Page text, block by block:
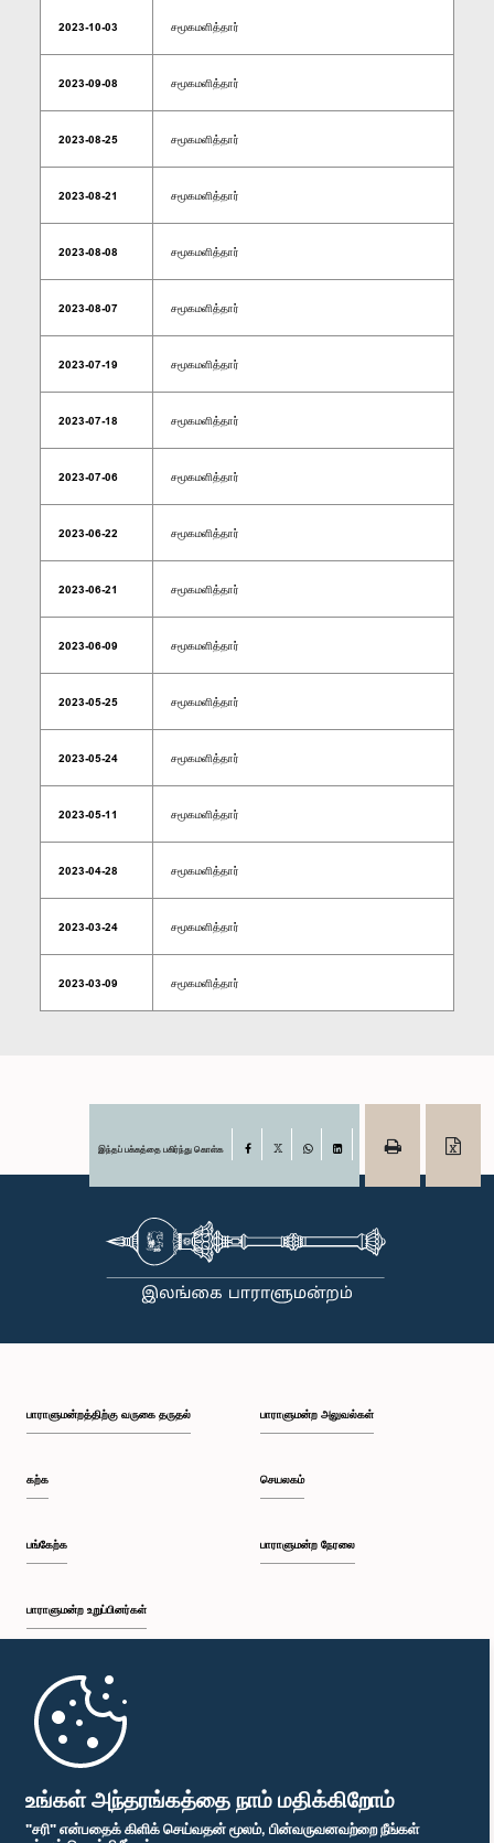
உங்கள் அந்தரங்கத்தை நாம் மதிக்கிறோம்
"சரி" என்பதைக் கிளிக் செய்வதன் மூலம், பின்வருவனவற்றை நீங்கள்
2023-10-03 சமூகமளித்தார்
2023-09-08 சமூகமளித்தார்
2023-08-25 சமூகமளித்தார்
2023-08-21 சமூகமளித்தார்
2023-08-08 சமூகமளித்தார்
2023-08-07 சமூகமளித்தார்
2023-07-19 சமூகமளித்தார்
2023-07-18 சமூகமளித்தார்
2023-07-06 சமூகமளித்தார்
2023-06-22 சமூகமளித்தார்
2023-06-21 சமூகமளித்தார்
2023-06-09 சமூகமளித்தார்
2023-05-25 சமூகமளித்தார்
2023-05-24 சமூகமளித்தார்
2023-05-11 சமூகமளித்தார்
2023-04-28 சமூகமளித்தார்
2023-03-24 சமூகமளித்தார்
2023-03-09 சமூகமளித்தார்
இந்தப் பக்கத்தை பகிர்ந்து கொள்க Facebook
பாராளுமன்றத்திற்கு வருகை தருதல்
கற்க
பங்கேற்க
பாராளுமன்ற உறுப்பினர்கள்
முதற்பக்கம்
பாராளுமன்ற அலுவல்கள்
செயலகம்
பாராளுமன்ற நேரலை
பாராளுமன்ற கையடக்க செயலி